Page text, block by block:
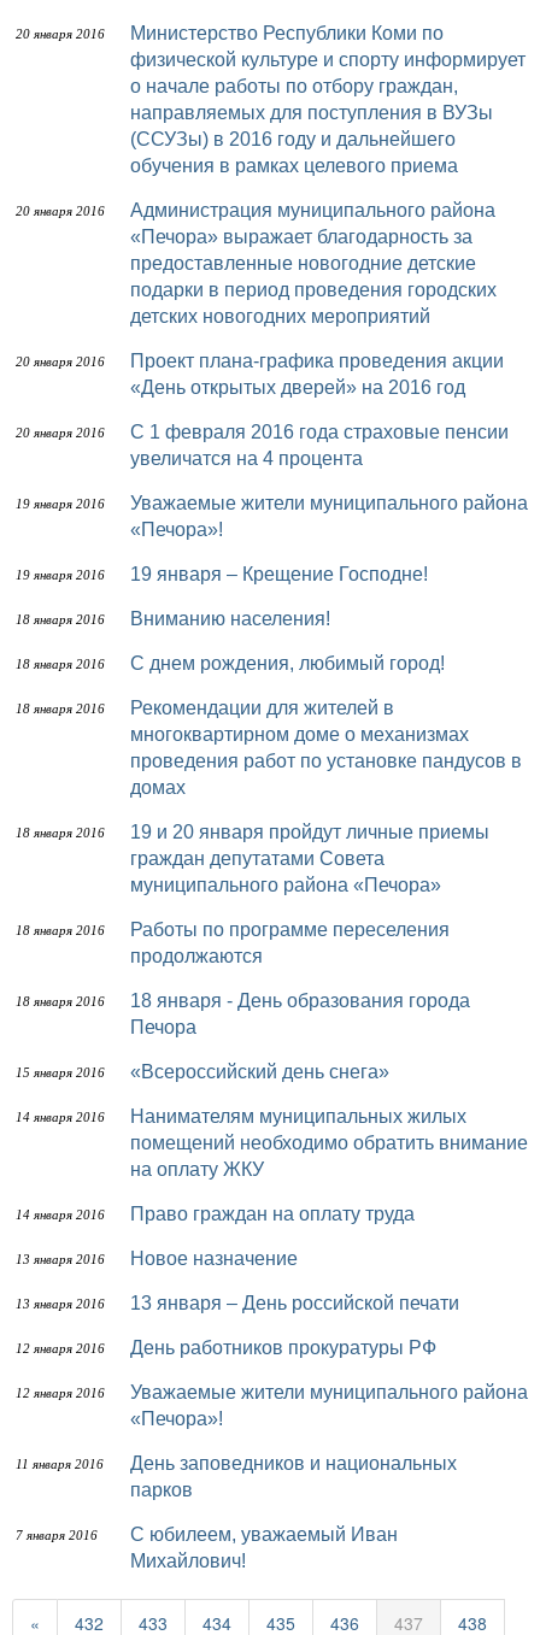
20 января 2016
Министерство Республики Коми по
физической культуре и спорту информирует
о начале работы по отбору граждан,
направляемых для поступления в ВУЗы
(ССУЗы) в 2016 году и дальнейшего
обучения в рамках целевого приема
20 января 2016
Администрация муниципального района
«Печора» выражает благодарность за
предоставленные новогодние детские
подарки в период проведения городских
детских новогодних мероприятий
20 января 2016
Проект плана-графика проведения акции
«День открытых дверей» на 2016 год
20 января 2016
С 1 февраля 2016 года страховые пенсии
увеличатся на 4 процента
19 января 2016
Уважаемые жители муниципального района
«Печора»!
19 января 2016 19 января – Крещение Господне!
18 января 2016 Вниманию населения!
18 января 2016 С днем рождения, любимый город!
18 января 2016
Рекомендации для жителей в
многоквартирном доме о механизмах
проведения работ по установке пандусов в
домах
18 января 2016
19 и 20 января пройдут личные приемы
граждан депутатами Совета
муниципального района «Печора»
18 января 2016
Работы по программе переселения
продолжаются
18 января 2016
18 января - День образования города
Печора
15 января 2016 «Всероссийский день снега»
14 января 2016
Нанимателям муниципальных жилых
помещений необходимо обратить внимание
на оплату ЖКУ
14 января 2016 Право граждан на оплату труда
13 января 2016 Новое назначение
13 января 2016 13 января – День российской печати
12 января 2016 День работников прокуратуры РФ
12 января 2016
Уважаемые жители муниципального района
«Печора»!
11 января 2016
День заповедников и национальных
парков
7 января 2016
С юбилеем, уважаемый Иван
Михайлович!
« 432 433 434 435 436 437 438